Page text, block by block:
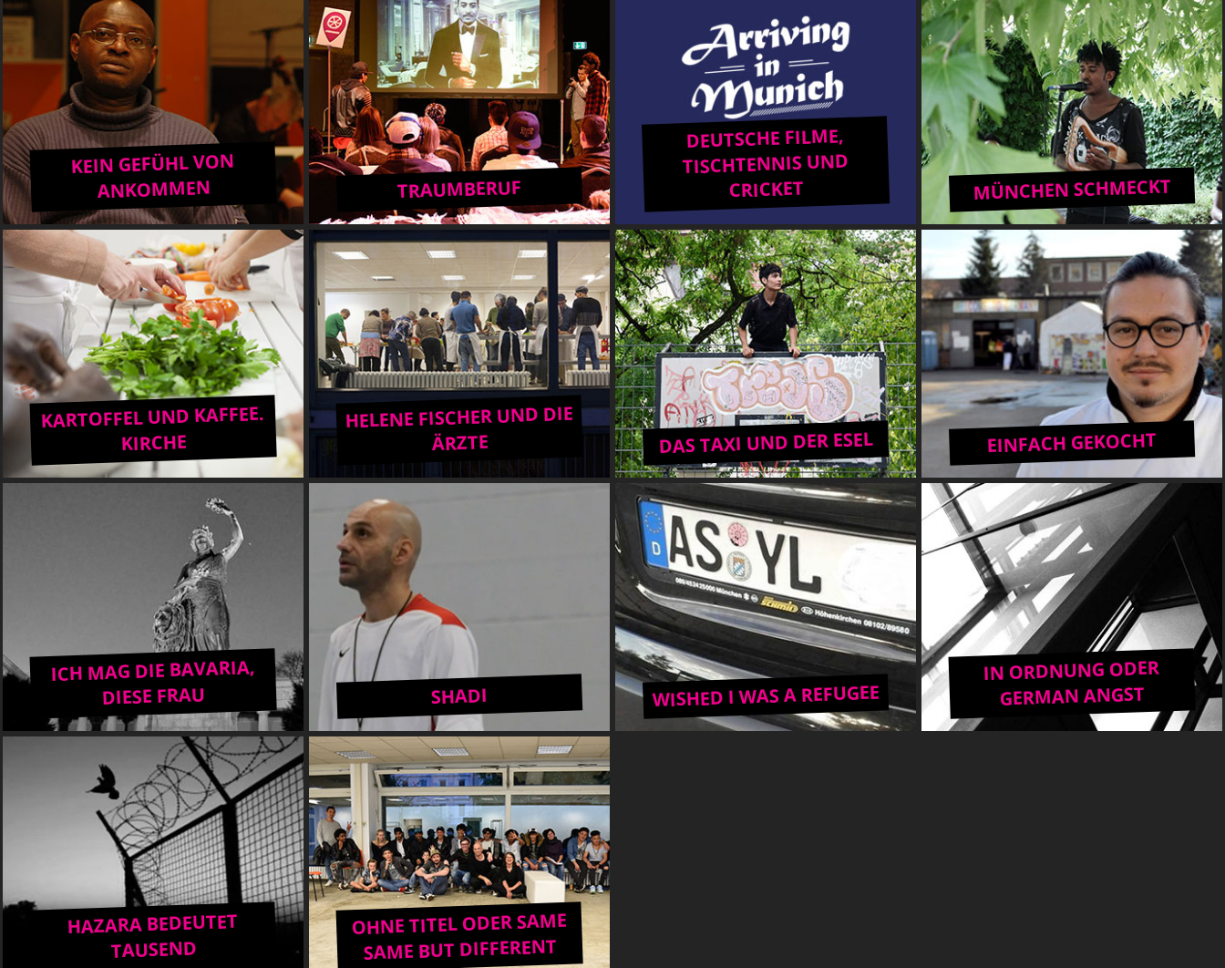
KEIN GEFÜHL VON
ANKOMMEN TRAUMBERUF
DEUTSCHE FILME,
TISCHTENNIS UND
CRICKET MÜNCHEN SCHMECKT
KARTOFFEL UND KAFFEE.
KIRCHE
HELENE FISCHER UND DIE
ÄRZTE DAS TAXI UND DER ESEL EINFACH GEKOCHT
ICH MAG DIE BAVARIA,
DIESE FRAU SHADI WISHED I WAS A REFUGEE
IN ORDNUNG ODER
GERMAN ANGST
HAZARA BEDEUTET
TAUSEND
OHNE TITEL ODER SAME
SAME BUT DIFFERENT